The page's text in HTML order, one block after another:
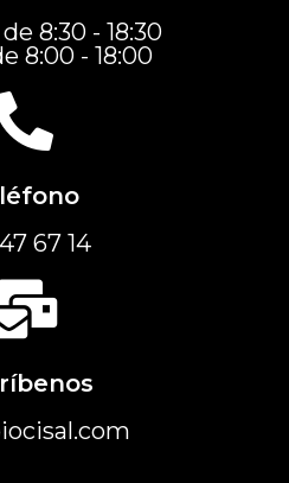
8:30 - 18:30
8:00 - 18:00
67 14